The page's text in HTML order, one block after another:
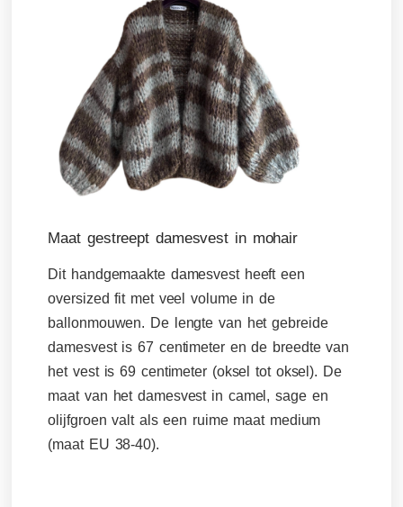
Maat gestreept damesvest in mohair
Dit handgemaakte damesvest heeft een
oversized fit met veel volume in de
ballonmouwen. De lengte van het gebreide
damesvest is 67 centimeter en de breedte van
het vest is 69 centimeter (oksel tot oksel). De
maat van het damesvest in camel, sage en
olijfgroen valt als een ruime maat medium
(maat EU 38-40).